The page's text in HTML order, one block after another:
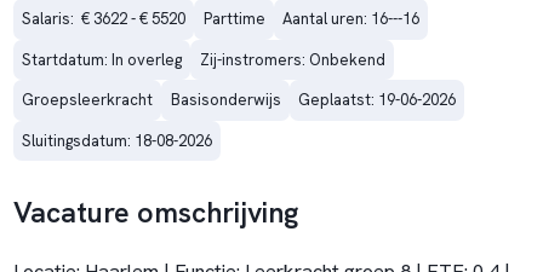
Salaris:  € 3622 - € 5520 Parttime
Aantal uren: 16---16
Startdatum: In overleg
Zij-instromers: Onbekend
Groepsleerkracht
Basisonderwijs
Geplaatst: 19-06-2026
Sluitingsdatum: 18-08-2026
Vacature omschrijving